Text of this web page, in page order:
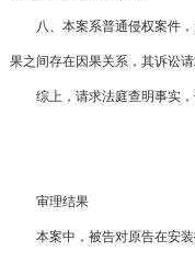
八、本案系普通侵权案件，
果之间存在因果关系，其诉讼请
综上，请求法庭查明事实，
审理结果
本案中，被告对原告在安装